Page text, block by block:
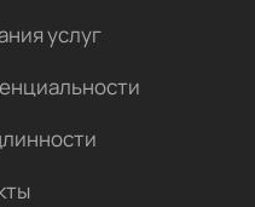
услуг